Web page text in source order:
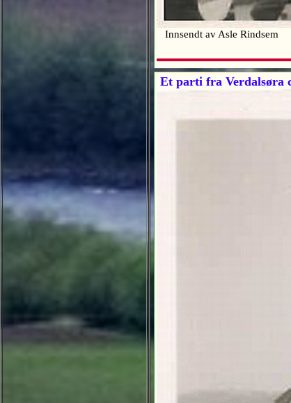
Innsendt av Asle Rindsem
Et parti fra Verdalsøra